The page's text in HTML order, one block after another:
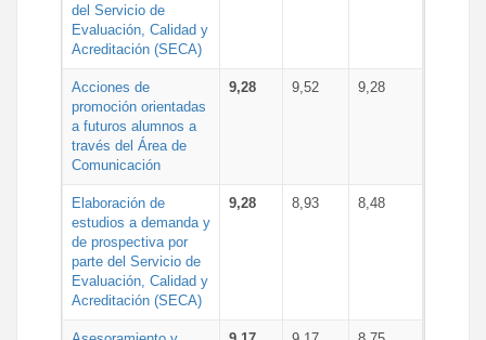
del Servicio de
Evaluación, Calidad y
Acreditación (SECA)
Acciones de
promoción orientadas
a futuros alumnos a
través del Área de
Comunicación
9,28 9,52 9,28
Elaboración de
estudios a demanda y
de prospectiva por
parte del Servicio de
Evaluación, Calidad y
Acreditación (SECA)
9,28 8,93 8,48